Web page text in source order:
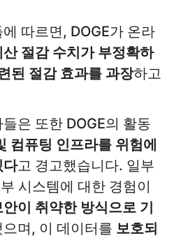
따르면, DOGE가 온라
산 절감 수치가 부정확하
된 절감 효과를 과장하고
은 또한 DOGE의 활동
컴퓨팅 인프라를 위험에
다고 경고했습니다. 일부
시스템에 대한 경험이
안이 취약한 방식으로 기
으며, 이 데이터를 보호되